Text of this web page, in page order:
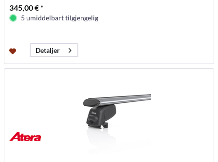
345,00 € *
5 umiddelbart tilgjengelig
Detaljer